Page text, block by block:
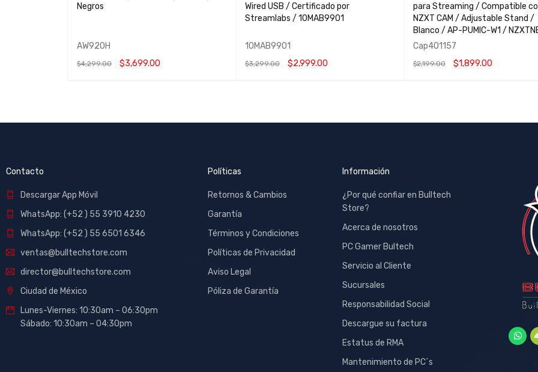
Negros
AW920H
$4,299.00 $3,699.00
Wired USB / Certificado por
Streamlabs / 10MAB9901
10MAB9901
$3,299.00 $2,999.00
para Streaming / Compatible
NZXT CAM / Adjustable Stand /
Blanco / AP-PUMIC-W1 /
Cap401157
$2,199.00 $1,899.00
Contacto
Descargar App Móvil
WhatsApp: (+52 ) 55 3910 4230
WhatsApp: (+52 ) 55 6501 6346
ventas@bulltechstore.com
director@bulltechstore.com
Ciudad de México
Lunes-Viernes: 10:30am – 06:30pm
Sábado: 10:30am – 04:30pm
Políticas
Retornos & Cambios
Garantía
Términos y Condiciones
Políticas de Privacidad
Aviso Legal
Póliza de Garantía
Información
¿Por qué confiar en Bulltech
Store?
Acerca de nosotros
PC Gamer Bultech
Servicio al Cliente
Sucursales
Responsabilidad Social
Descargue su factura
Estatus de RMA
Mantenimiento de PC´s